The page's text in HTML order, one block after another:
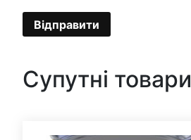
Супутні товари